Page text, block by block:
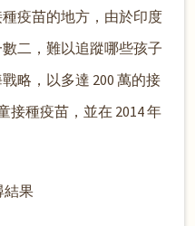
疫苗的地方，由於印度
二，難以追蹤哪些孩子
略，以多達 200 萬的接
接種疫苗，並在 2014 年